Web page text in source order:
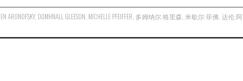
ARONOFSKY, DOMHNALL GLEESON, MICHELLE PFEIFFER, 多姆纳尔·格里森,米歇尔·菲佛,达伦·阿